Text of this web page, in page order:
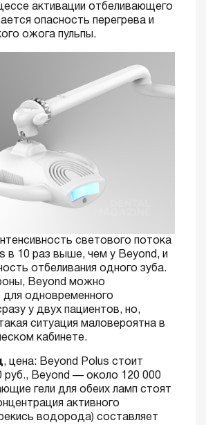
активации отбеливающего
опасность перегрева и
ожога пульпы.
светового потока
в 10 раз выше, чем у Beyond, и
отбеливания одного зуба.
Beyond можно
для одновременного
у двух пациентов, но,
ситуация маловероятна в
кабинете.
, цена: Beyond Polus стоит
руб., Beyond — около 120 000
гели для обеих ламп стоят
активного
водорода) составляет